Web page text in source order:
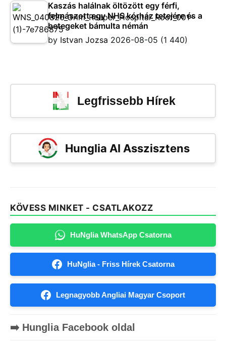
Kaszás halálnak öltözött egy férfi,
felmászott egy NHS kórház tetejére és a
betegeket bámulta némán
by Istvan Jozsa 2026-08-05 (1 440)
Legfrissebb Hírek
Hunglia AI Asszisztens
KÖVESS MINKET - CSATLAKOZZ
HuNglia WhatsApp Csatorna
HuNglia - Friss Hírek Csatorna
Legnagyobb Angliai Magyar Csoport
➡️ Hunglia Facebook oldal